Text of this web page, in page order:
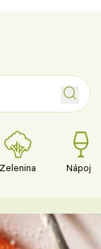
Zelenina Nápoje